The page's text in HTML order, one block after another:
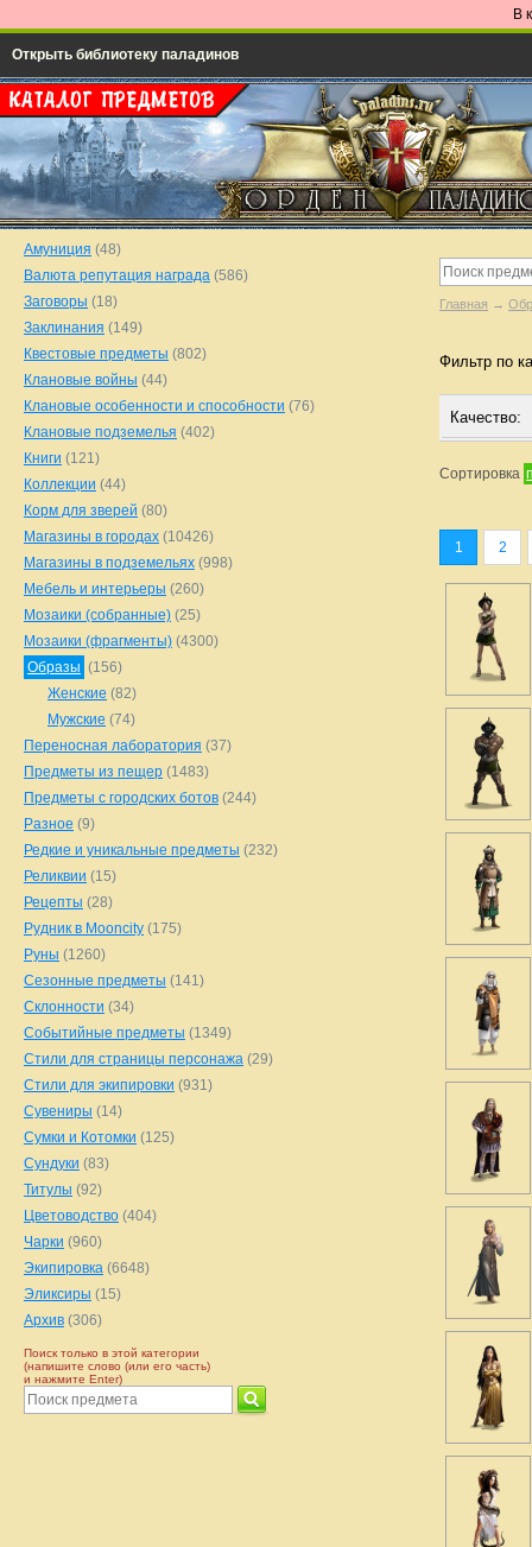
В
Открыть библиотеку паладинов
Главная →
Фильтр по
Качество:
Сортировка
1 2
Амуниция (48)
Валюта репутация награда (586)
Заговоры (18)
Заклинания (149)
Квестовые предметы (802)
Клановые войны (44)
Клановые особенности и способности (76)
Клановые подземелья (402)
Книги (121)
Коллекции (44)
Корм для зверей (80)
Магазины в городах (10426)
Магазины в подземельях (998)
Мебель и интерьеры (260)
Мозаики (собранные) (25)
Мозаики (фрагменты) (4300)
Образы (156)
Женские (82)
Мужские (74)
Переносная лаборатория (37)
Предметы из пещер (1483)
Предметы с городских ботов (244)
Разное (9)
Редкие и уникальные предметы (232)
Реликвии (15)
Рецепты (28)
Рудник в Mooncity (175)
Руны (1260)
Сезонные предметы (141)
Склонности (34)
Событийные предметы (1349)
Стили для страницы персонажа (29)
Стили для экипировки (931)
Сувениры (14)
Сумки и Котомки (125)
Сундуки (83)
Титулы (92)
Цветоводство (404)
Чарки (960)
Экипировка (6648)
Эликсиры (15)
Архив (306)
Поиск только в этой категории
(напишите слово (или его часть)
и нажмите Enter)